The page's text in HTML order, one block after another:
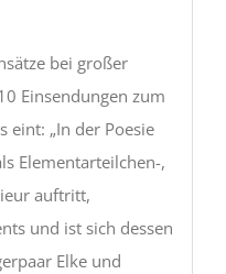
bei großer
Einsendungen zum
eint: „In der Poesie
Elementarteilchen-,
auftritt,
und ist sich dessen
Elke und